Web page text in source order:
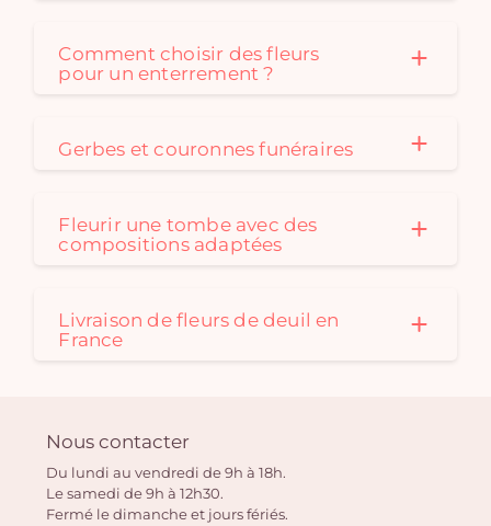
Comment choisir des fleurs
pour un enterrement ?
Gerbes et couronnes funéraires
Fleurir une tombe avec des
compositions adaptées
Livraison de fleurs de deuil en
France
Nous contacter
Du lundi au vendredi de 9h à 18h.
Le samedi de 9h à 12h30.
Fermé le dimanche et jours fériés.